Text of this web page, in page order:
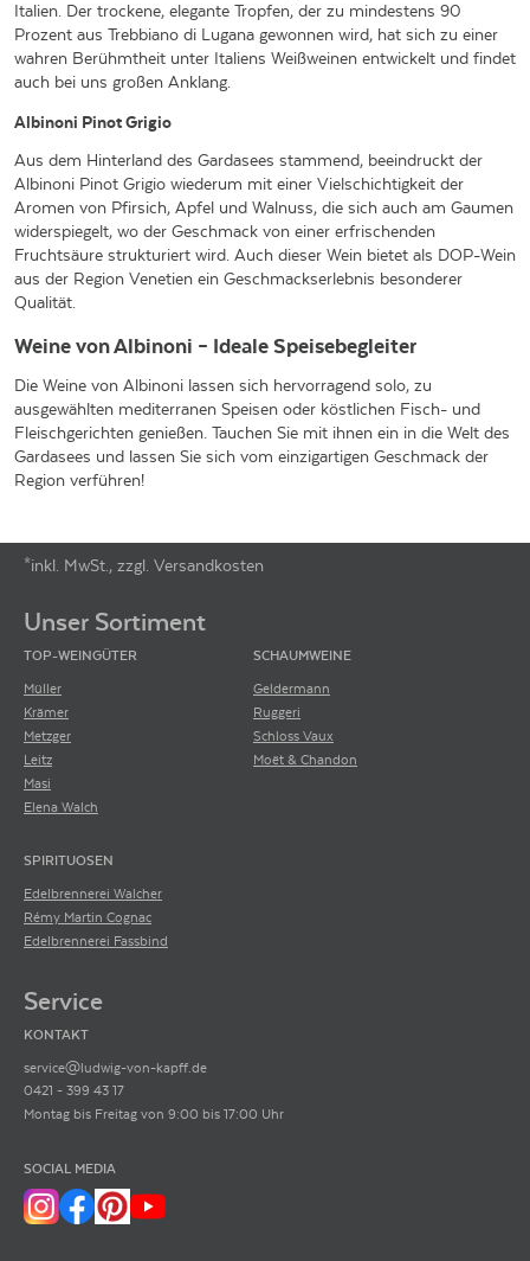
Italien. Der trockene, elegante Tropfen, der zu mindestens 90
Prozent aus Trebbiano di Lugana gewonnen wird, hat sich zu einer
wahren Berühmtheit unter Italiens Weißweinen entwickelt und findet
auch bei uns großen Anklang.
Albinoni Pinot Grigio
Aus dem Hinterland des Gardasees stammend, beeindruckt der
Albinoni Pinot Grigio wiederum mit einer Vielschichtigkeit der
Aromen von Pfirsich, Apfel und Walnuss, die sich auch am Gaumen
widerspiegelt, wo der Geschmack von einer erfrischenden
Fruchtsäure strukturiert wird. Auch dieser Wein bietet als DOP-Wein
aus der Region Venetien ein Geschmackserlebnis besonderer
Qualität.
Weine von Albinoni – Ideale Speisebegleiter
Die Weine von Albinoni lassen sich hervorragend solo, zu
ausgewählten mediterranen Speisen oder köstlichen Fisch- und
Fleischgerichten genießen. Tauchen Sie mit ihnen ein in die Welt des
Gardasees und lassen Sie sich vom einzigartigen Geschmack der
Region verführen!
*inkl. MwSt., zzgl. Versandkosten
Unser Sortiment
TOP-WEINGÜTER
Müller
Krämer
Metzger
Leitz
Masi
Elena Walch
SCHAUMWEINE
Geldermann
Ruggeri
Schloss Vaux
Moët & Chandon
SPIRITUOSEN
Edelbrennerei Walcher
Rémy Martin Cognac
Edelbrennerei Fassbind
Service
KONTAKT
service@ludwig-von-kapff.de
0421 - 399 43 17
Montag bis Freitag von 9:00 bis 17:00 Uhr
SOCIAL MEDIA